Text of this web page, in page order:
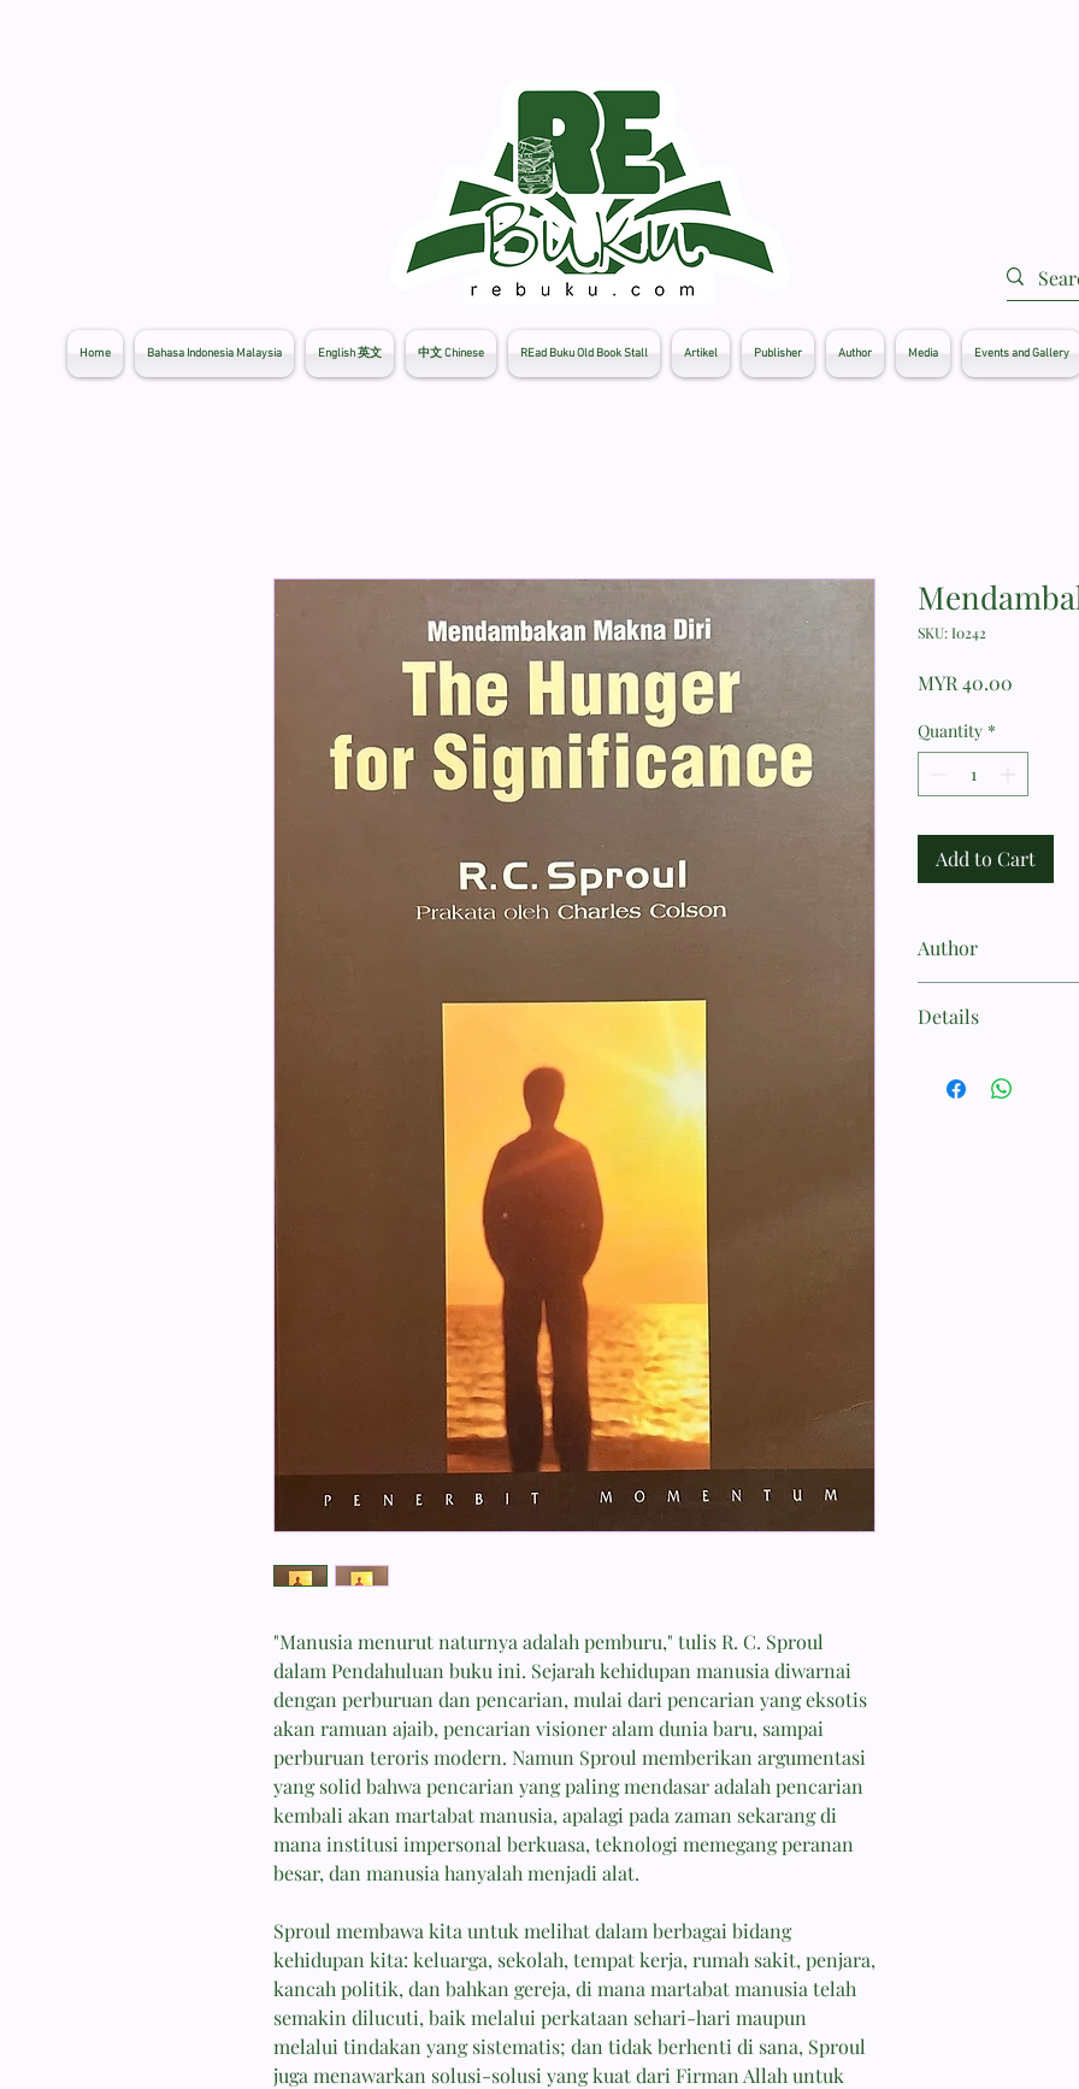
Home Bahasa Indonesia Malaysia English 英文 中文 Chinese REad Buku Old Book Stall Artikel Publisher Author Media Events and Gallery
"Manusia menurut naturnya adalah pemburu," tulis R. C. Sproul
dalam Pendahuluan buku ini. Sejarah kehidupan manusia diwarnai
dengan perburuan dan pencarian, mulai dari pencarian yang eksotis
akan ramuan ajaib, pencarian visioner alam dunia baru, sampai
perburuan teroris modern. Namun Sproul memberikan argumentasi
yang solid bahwa pencarian yang paling mendasar adalah pencarian
kembali akan martabat manusia, apalagi pada zaman sekarang di
mana institusi impersonal berkuasa, teknologi memegang peranan
besar, dan manusia hanyalah menjadi alat.
Sproul membawa kita untuk melihat dalam berbagai bidang
kehidupan kita: keluarga, sekolah, tempat kerja, rumah sakit, penjara,
kancah politik, dan bahkan gereja, di mana martabat manusia telah
semakin dilucuti, baik melalui perkataan sehari-hari maupun
melalui tindakan yang sistematis; dan tidak berhenti di sana, Sproul
juga menawarkan solusi-solusi yang kuat dari Firman Allah untuk
SKU: I0242
MYR 40.00
Quantity *
Add to Cart
Author
Details
Etika